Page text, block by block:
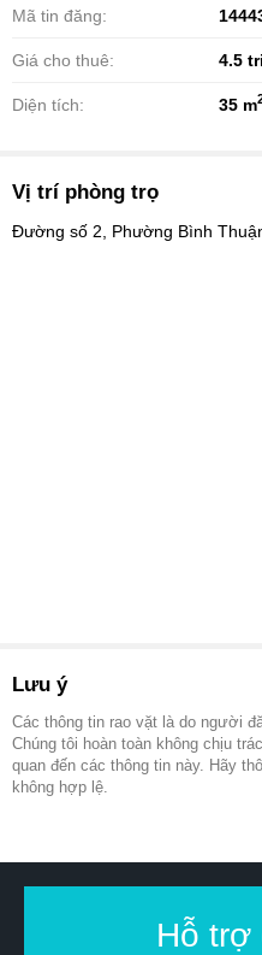
Mã tin đăng:
Giá cho thuê: 4.5
Diện tích: 35 m
Vị trí phòng trọ
Đường số 2, Phường Bình
Lưu ý
Các thông tin rao vặt là do người
Chúng tôi hoàn toàn không chịu
quan đến các thông tin này. Hãy
không hợp lệ.
Hỗ trợ